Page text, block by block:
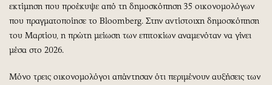
Χειρόγραφα
Επιστολές
εκτίμηση που προέκυψε από τη δημοσκόπηση 35 οικονομολόγων
που πραγματοποίησε το Bloomberg. Στην αντίστοιχη δημοσκόπηση
του Μαρτίου, η πρώτη μείωση των επιτοκίων αναμενόταν να γίνει
μέσα στο 2026.
Μόνο τρεις οικονομολόγοι απάντησαν ότι περιμένουν αυξήσεις των